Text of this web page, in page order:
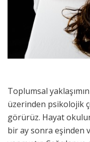
Toplumsal
üzerinden psikolojik
görürüz. Hayat
bir ay sonra eşinden